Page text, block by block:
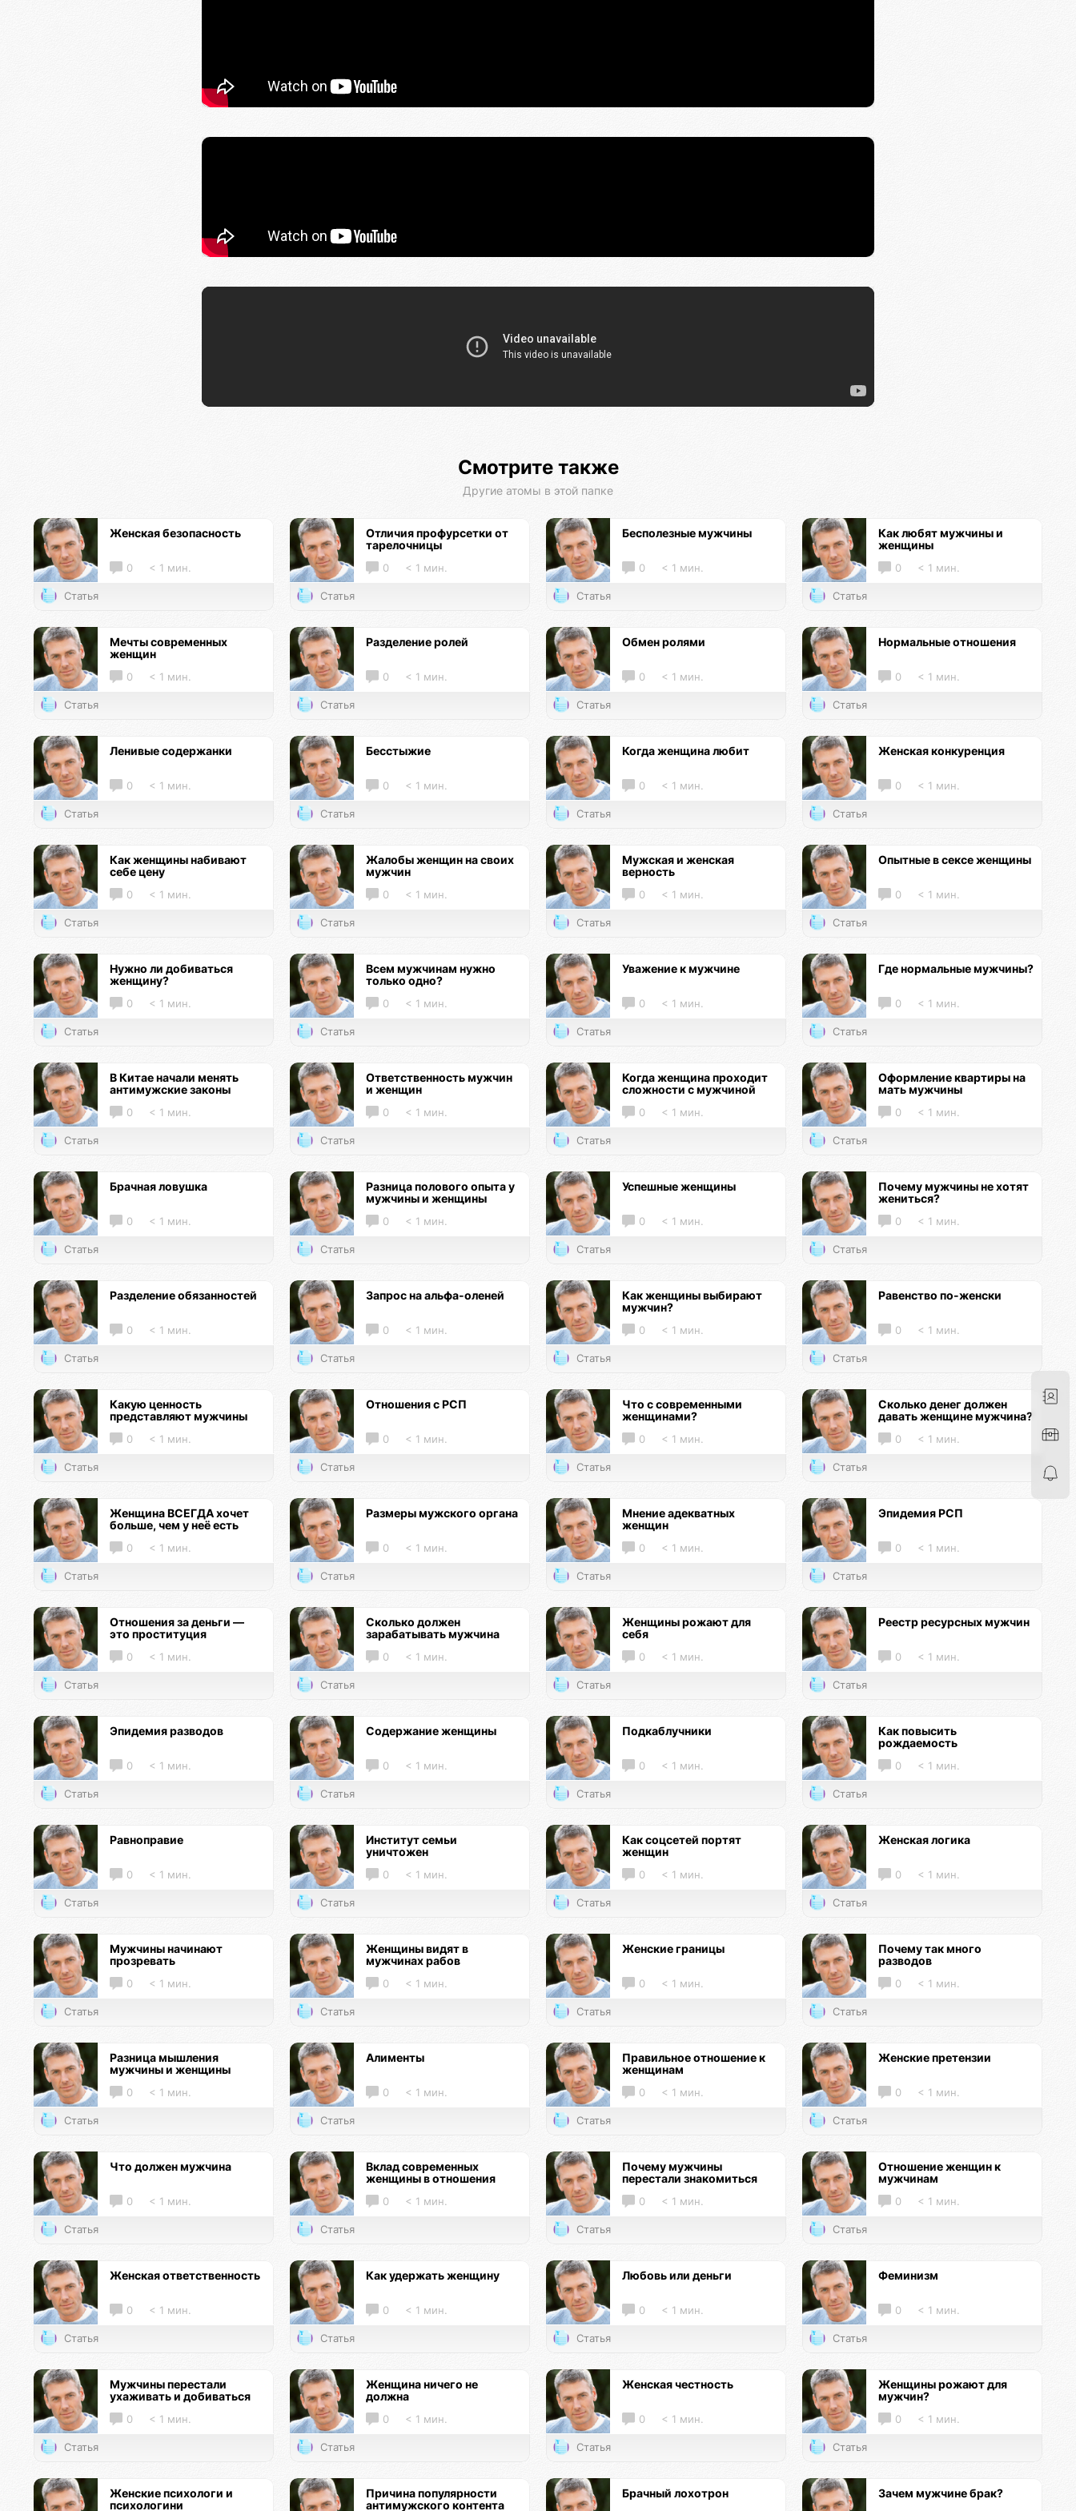
Смотрите также
Другие атомы в этой папке
Женская безопасность
0 < 1 мин.
Статья
Отличия профурсетки от
тарелочницы
0 < 1 мин.
Статья
Бесполезные мужчины
0 < 1 мин.
Статья
Как любят мужчины и
женщины
0 < 1 мин.
Статья
Мечты современных
женщин
0 < 1 мин.
Статья
Разделение ролей
0 < 1 мин.
Статья
Обмен ролями
0 < 1 мин.
Статья
Нормальные отношения
0 < 1 мин.
Статья
Ленивые содержанки
0 < 1 мин.
Статья
Бесстыжие
0 < 1 мин.
Статья
Когда женщина любит
0 < 1 мин.
Статья
Женская конкуренция
0 < 1 мин.
Статья
Как женщины набивают
себе цену
0 < 1 мин.
Статья
Жалобы женщин на своих
мужчин
0 < 1 мин.
Статья
Мужская и женская
верность
0 < 1 мин.
Статья
Опытные в сексе женщины
0 < 1 мин.
Статья
Нужно ли добиваться
женщину?
0 < 1 мин.
Статья
Всем мужчинам нужно
только одно?
0 < 1 мин.
Статья
Уважение к мужчине
0 < 1 мин.
Статья
Где нормальные мужчины?
0 < 1 мин.
Статья
В Китае начали менять
антимужские законы
0 < 1 мин.
Статья
Ответственность мужчин
и женщин
0 < 1 мин.
Статья
Когда женщина проходит
сложности с мужчиной
0 < 1 мин.
Статья
Оформление квартиры на
мать мужчины
0 < 1 мин.
Статья
Брачная ловушка
0 < 1 мин.
Статья
Разница полового опыта у
мужчины и женщины
0 < 1 мин.
Статья
Успешные женщины
0 < 1 мин.
Статья
Почему мужчины не хотят
жениться?
0 < 1 мин.
Статья
Разделение обязанностей
0 < 1 мин.
Статья
Запрос на альфа-оленей
0 < 1 мин.
Статья
Как женщины выбирают
мужчин?
0 < 1 мин.
Статья
Равенство по-женски
0 < 1 мин.
Статья
Какую ценность
представляют мужчины
0 < 1 мин.
Статья
Отношения с РСП
0 < 1 мин.
Статья
Что с современными
женщинами?
0 < 1 мин.
Статья
Сколько денег должен
давать женщине мужчина?
0 < 1 мин.
Статья
Женщина ВСЕГДА хочет
больше, чем у неё есть
0 < 1 мин.
Статья
Размеры мужского органа
0 < 1 мин.
Статья
Мнение адекватных
женщин
0 < 1 мин.
Статья
Эпидемия РСП
0 < 1 мин.
Статья
Отношения за деньги —
это проституция
0 < 1 мин.
Статья
Сколько должен
зарабатывать мужчина
0 < 1 мин.
Статья
Женщины рожают для
себя
0 < 1 мин.
Статья
Реестр ресурсных мужчин
0 < 1 мин.
Статья
Эпидемия разводов
0 < 1 мин.
Статья
Содержание женщины
0 < 1 мин.
Статья
Подкаблучники
0 < 1 мин.
Статья
Как повысить
рождаемость
0 < 1 мин.
Статья
Равноправие
0 < 1 мин.
Статья
Институт семьи
уничтожен
0 < 1 мин.
Статья
Как соцсетей портят
женщин
0 < 1 мин.
Статья
Женская логика
0 < 1 мин.
Статья
Мужчины начинают
прозревать
0 < 1 мин.
Статья
Женщины видят в
мужчинах рабов
0 < 1 мин.
Статья
Женские границы
0 < 1 мин.
Статья
Почему так много
разводов
0 < 1 мин.
Статья
Разница мышления
мужчины и женщины
0 < 1 мин.
Статья
Алименты
0 < 1 мин.
Статья
Правильное отношение к
женщинам
0 < 1 мин.
Статья
Женские претензии
0 < 1 мин.
Статья
Что должен мужчина
0 < 1 мин.
Статья
Вклад современных
женщины в отношения
0 < 1 мин.
Статья
Почему мужчины
перестали знакомиться
0 < 1 мин.
Статья
Отношение женщин к
мужчинам
0 < 1 мин.
Статья
Женская ответственность
0 < 1 мин.
Статья
Как удержать женщину
0 < 1 мин.
Статья
Любовь или деньги
0 < 1 мин.
Статья
Феминизм
0 < 1 мин.
Статья
Мужчины перестали
ухаживать и добиваться
0 < 1 мин.
Статья
Женщина ничего не
должна
0 < 1 мин.
Статья
Женская честность
0 < 1 мин.
Статья
Женщины рожают для
мужчин?
0 < 1 мин.
Статья
Женские психологи и
психологини
Причина популярности
антимужского контента
Брачный лохотрон Зачем мужчине брак?